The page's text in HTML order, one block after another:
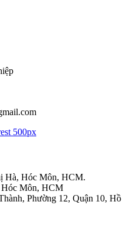
500px
Hà, Hóc Môn, HCM.
Môn, HCM
Phường 12, Quận 10, Hồ